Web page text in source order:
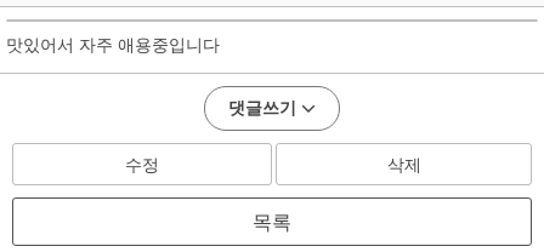
맛있어서 자주 애용중입니다
댓글쓰기
수정 삭제
목록